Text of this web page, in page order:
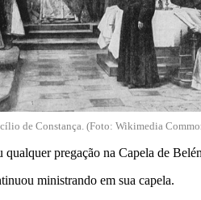
de Constança. (Foto: Wikimedia
pregação na Capela de
ministrando em sua capela.